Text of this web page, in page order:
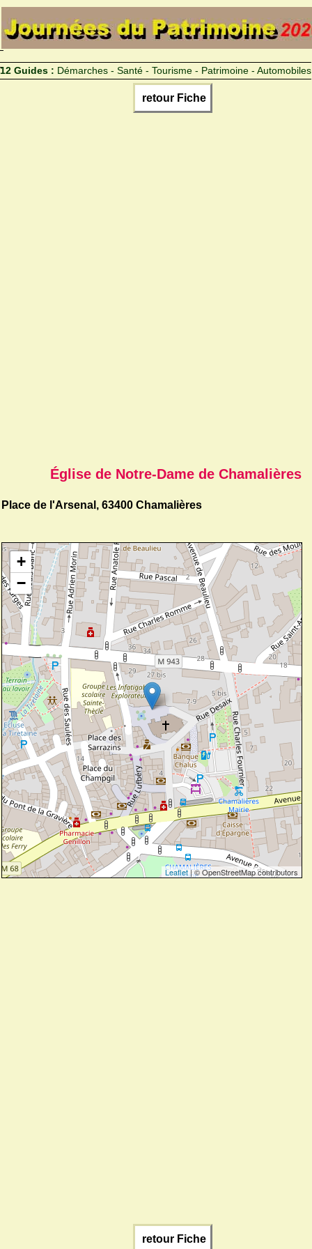
12 Guides : Démarches - Santé - Tourisme - Patrimoine - Automobiles
retour Fiche
Église de Notre-Dame de Chamalières
Place de l'Arsenal, 63400 Chamalières
+
−
Leaflet| © OpenStreetMap contributors
retour Fiche